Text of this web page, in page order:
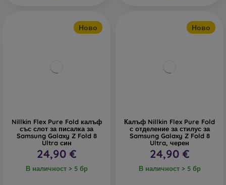
Ново
Nillkin Flex Pure Fold калъф
със слот за писалка за
Samsung Galaxy Z Fold 8
Ultra син
24,90 €
В наличност > 5 бр
Ново
Калъф Nillkin Flex Pure Fold
с отделение за стилус за
Samsung Galaxy Z Fold 8
Ultra, черен
24,90 €
В наличност > 5 бр